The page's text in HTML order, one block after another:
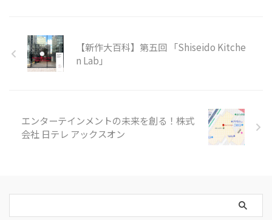
【新作大百科】第五回 「Shiseido Kitche
n Lab」
エンターテインメントの未来を創る！株式
会社 日テレ アックスオン